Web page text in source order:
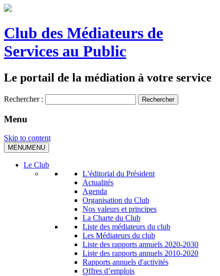
Club des Médiateurs de
Services au Public
Le portail de la médiation à votre service
Rechercher :
Menu
Skip to content
MENUMENU
Le Club
L’éditorial du Président
Actualités
Agenda
Organisation du Club
Nos valeurs et principes
La Charte du Club
Liste des médiateurs du club
Les Médiateurs du club
Liste des rapports annuels 2020-2030
Liste des rapports annuels 2010-2020
Rapports annuels d'activités
Offres d’emplois